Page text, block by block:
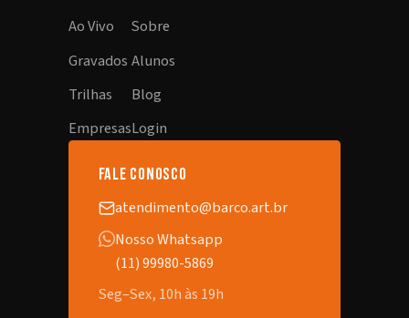
Ao Vivo
Gravados
Trilhas
Empresas
Sobre
Alunos
Blog
Login
fale conosco
atendimento@barco.art.br
Nosso Whatsapp
(11) 99980-5869
Seg–Sex, 10h às 19h